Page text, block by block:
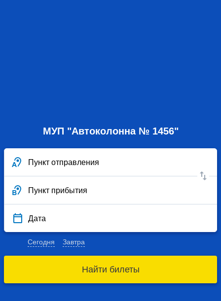
МУП "Автоколонна № 1456"
Пункт отправления
Пункт прибытия
Дата
Сегодня Завтра
Найти билеты